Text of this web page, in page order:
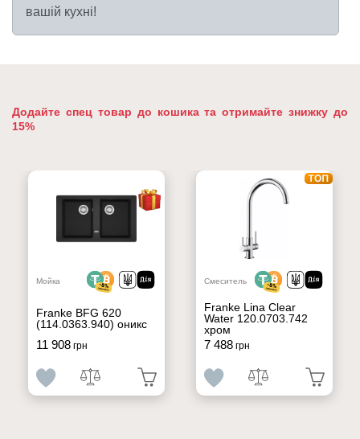
вашій кухні!
Додайте спец товар до кошика та отримайте знижку до
15%
Мойка
Franke BFG 620
(114.0363.940) оникс
11 908грн
Смеситель
Franke Lina Clear
Water 120.0703.742
хром
7 488грн